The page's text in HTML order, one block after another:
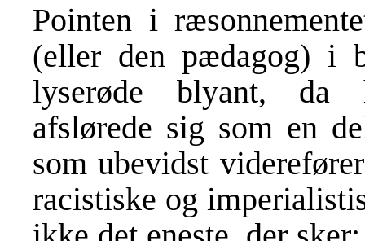
Pointen i
(eller den pædagog) i
lyserøde blyant, da
afslørede sig som en
som ubevidst
racistiske og